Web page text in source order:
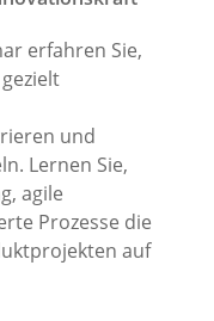
erfahren Sie,
und
Lernen Sie,
agile
Prozesse die
auf